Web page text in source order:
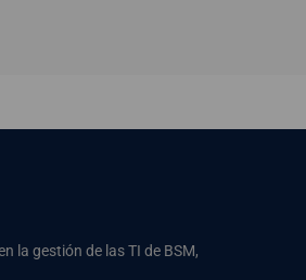
la gestión de las TI de BSM,